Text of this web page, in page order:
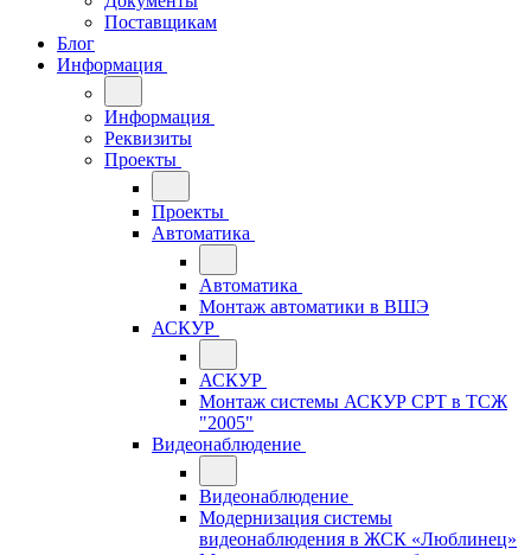
Поставщикам
Блог
Информация
Информация
Реквизиты
Проекты
Проекты
Автоматика
Автоматика
Монтаж автоматики в ВШЭ
АСКУР
АСКУР
Монтаж системы АСКУР СРТ в ТСЖ
"2005"
Видеонаблюдение
Видеонаблюдение
Модернизация системы
видеонаблюдения в ЖСК «Люблинец»